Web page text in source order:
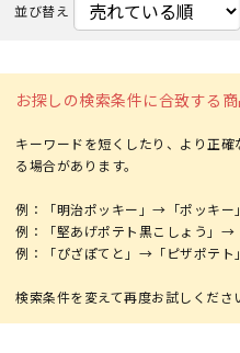
並び替え
お探しの検索条件に合致する
キーワードを短くしたり、より正
る場合があります。
例：「明治ポッキー」→「ポッキー
例：「堅あげポテト黒こしょう」→
例：「ぴざぽてと」→「ピザポテト